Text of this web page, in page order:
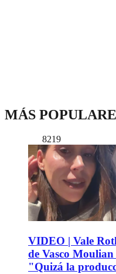
MÁS
8219
VIDEO | Vale
de Vasco
"Quizá la